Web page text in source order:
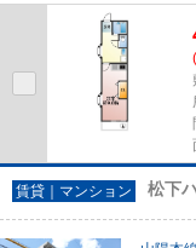
整った換気がしやすいマンシ
賃貸｜マンション 松下